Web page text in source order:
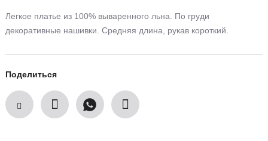
Легкое платье из 100% вываренного льна. По груди
декоративные нашивки. Средняя длина, рукав короткий.
Поделиться